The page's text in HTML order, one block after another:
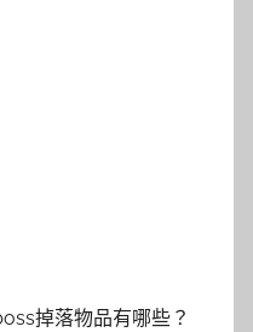
掉落物品有哪些？